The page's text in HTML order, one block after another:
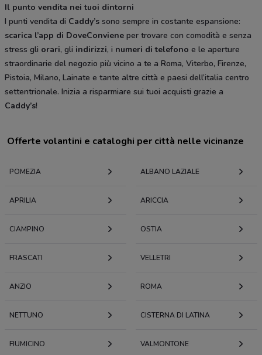
Il punto vendita nei tuoi dintorni
I punti vendita di Caddy’s sono sempre in costante espansione:
scarica l’app di DoveConviene per trovare con comodità e senza
stress gli orari, gli indirizzi, i numeri di telefono e le aperture
straordinarie del negozio più vicino a te a Roma, Viterbo, Firenze,
Pistoia, Milano, Lainate e tante altre città e paesi dell’italia centro
settentrionale. Inizia a risparmiare sui tuoi acquisti grazie a
Caddy’s!
Offerte volantini e cataloghi per città nelle vicinanze
POMEZIA ALBANO LAZIALE
APRILIA ARICCIA
CIAMPINO OSTIA
FRASCATI VELLETRI
ANZIO ROMA
NETTUNO CISTERNA DI LATINA
FIUMICINO VALMONTONE